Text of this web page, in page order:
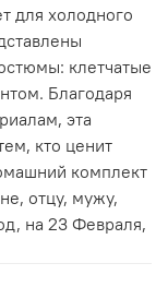
для холодного
клетчатые
Благодаря
эта
кто ценит
комплект
отцу, мужу,
на 23 Февраля,